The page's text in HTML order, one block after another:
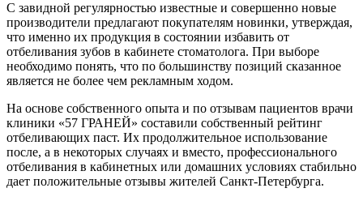
С завидной регулярностью известные и совершенно новые
производители предлагают покупателям новинки, утверждая,
что именно их продукция в состоянии избавить от
отбеливания зубов в кабинете стоматолога. При выборе
необходимо понять, что по большинству позиций сказанное
является не более чем рекламным ходом.
На основе собственного опыта и по отзывам пациентов врачи
клиники «57 ГРАНЕЙ» составили собственный рейтинг
отбеливающих паст. Их продолжительное использование
после, а в некоторых случаях и вместо, профессионального
отбеливания в кабинетных или домашних условиях стабильно
дает положительные отзывы жителей Санкт-Петербурга.